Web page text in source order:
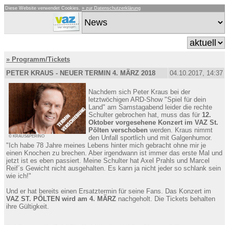
Diese Website verwendet Cookies. » zur Datenschutzerklärung
» Programm/Tickets
PETER KRAUS - NEUER TERMIN 4. MÄRZ 2018
04.10.2017, 14:37
© KRAUS&PERINO
Nachdem sich Peter Kraus bei der
letztwöchigen ARD-Show "Spiel für dein
Land" am Samstagabend leider die rechte
Schulter gebrochen hat, muss das für12.
Oktober vorgesehene Konzert im VAZ St.
Pölten verschoben werden. Kraus nimmt
den Unfall sportlich und mit Galgenhumor.
"Ich habe 78 Jahre meines Lebens hinter mich gebracht ohne mir je
einen Knochen zu brechen. Aber irgendwann ist immer das erste Mal und
jetzt ist es eben passiert. Meine Schulter hat Axel Prahls und Marcel
Reif´s Gewicht nicht ausgehalten. Es kann ja nicht jeder so schlank sein
wie ich!"
Und er hat bereits einen Ersatztermin für seine Fans. Das Konzert im
VAZ ST. PÖLTEN wird am 4. MÄRZ nachgeholt. Die Tickets behalten
ihre Gültigkeit.